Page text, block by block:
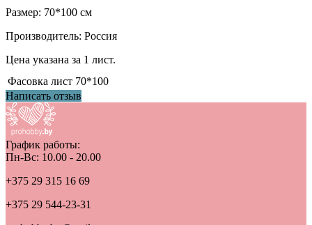
Размер: 70*100 см
Производитель: Россия
Цена указана за 1 лист.
Фасовка лист 70*100
Написать отзыв
График работы:
Пн-Вс: 10.00 - 20.00
+375 29 315 16 69
+375 29 544-23-31